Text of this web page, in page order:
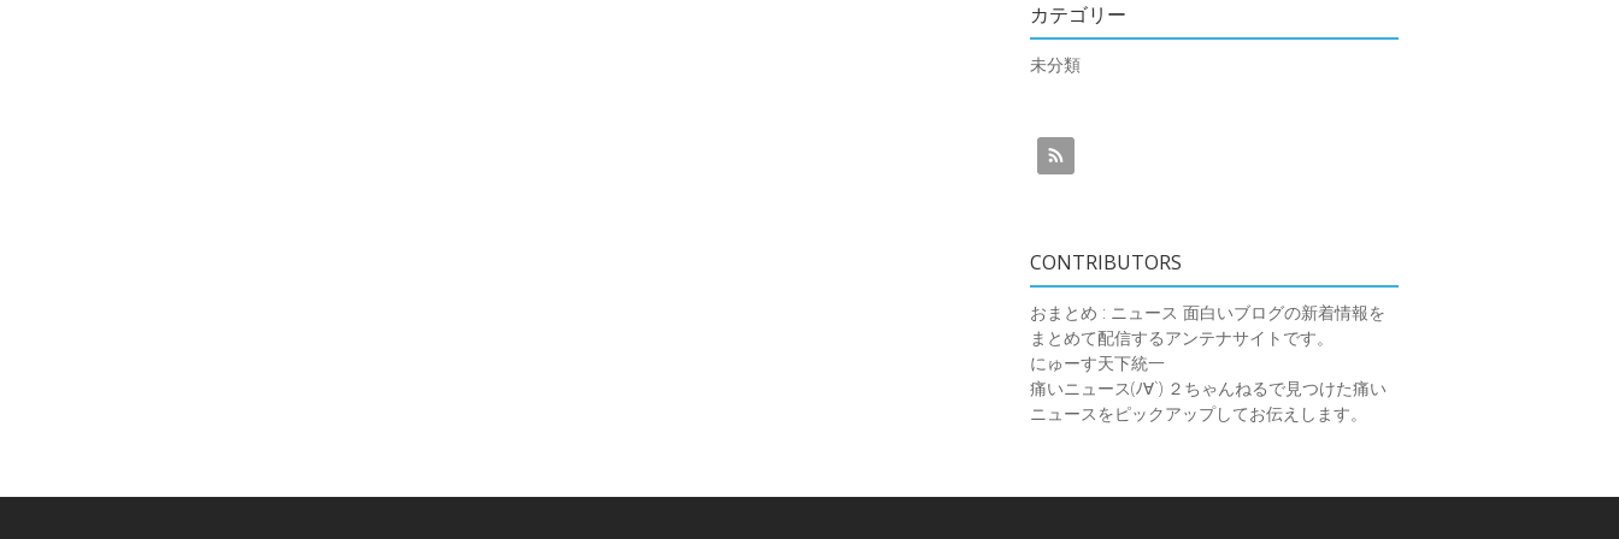
カテゴリー
未分類
CONTRIBUTORS
おまとめ : ニュース 面白いブログの新着情報を
まとめて配信するアンテナサイトです。
にゅーす天下統一
痛いニュース(ﾉ∀`) ２ちゃんねるで見つけた痛い
ニュースをピックアップしてお伝えします。